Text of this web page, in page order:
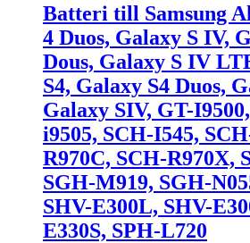
Batteri till Samsung
4 Duos, Galaxy S IV,
Dous, Galaxy S IV
S4, Galaxy S4 Duos,
Galaxy SIV, GT-
i9505, SCH-I545,
R970C, SCH-R970X,
SGH-M919, SGH-
SHV-E300L, SHV-
E330S, SPH-L720